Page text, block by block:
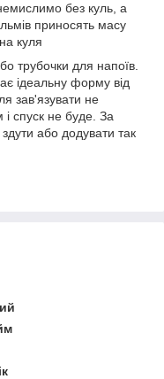
без куль, а
приносять масу
куля
трубочки для напоїв.
ідеальну форму від
зав'язувати не
і спуск не буде. За
або додувати так